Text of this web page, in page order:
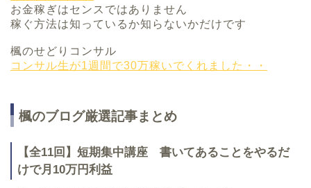
お金稼ぎはセンスではありません
稼ぐ方法は知っているか知らないかだけです
楓のせどりコンサル
コンサル生が1週間で30万稼いでくれました・・
楓のブログ厳選記事まとめ
【全11回】短期集中講座 書いてあることをやるだ
けで月10万円利益